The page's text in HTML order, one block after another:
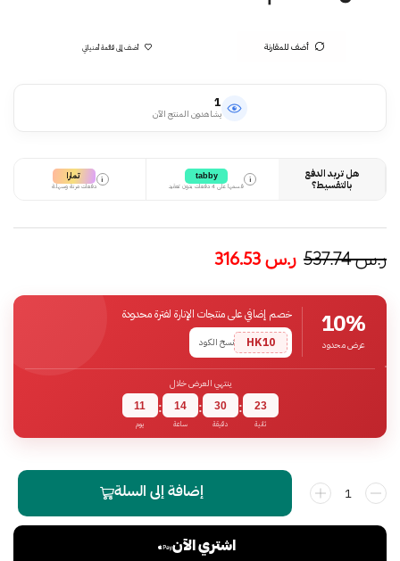
أضف للمقارنة أضف إلى قائمة أمنياتي
1
يشاهدون المنتج الآن
هل تريد الدفع
بالتقسيط؟
i
tabby
قسمها على 4 دفعات بدون تعقيد
i تمارا
دفعات مرنة وسهلة
ر.س537.74 ر.س
10%
عرض محدود
خصم إضافي على منتجات الإنارة لفترة محدودة
HK10
نسخ الكود
ينتهي العرض خلال
11
يوم
: 14
ساعة
: 30
دقيقة
: 22
ثانية
إضافة إلى السلة
اشتري الآن